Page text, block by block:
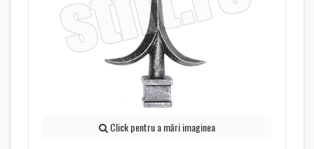
Click pentru a mări imaginea